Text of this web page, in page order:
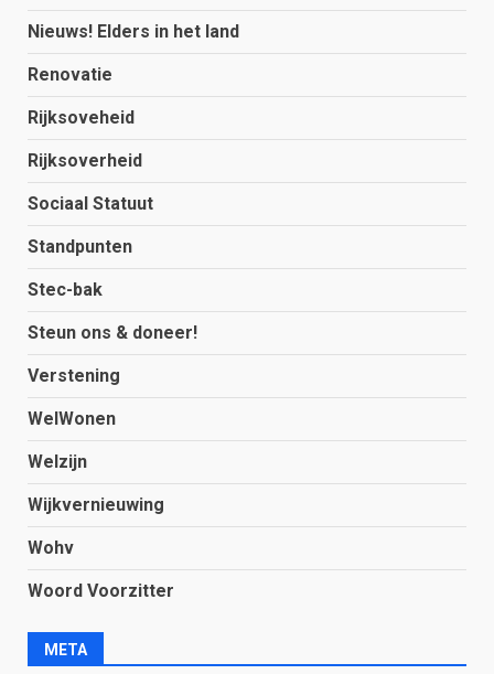
Nieuws! Elders in het land
Renovatie
Rijksoveheid
Rijksoverheid
Sociaal Statuut
Standpunten
Stec-bak
Steun ons & doneer!
Verstening
WelWonen
Welzijn
Wijkvernieuwing
Wohv
Woord Voorzitter
META